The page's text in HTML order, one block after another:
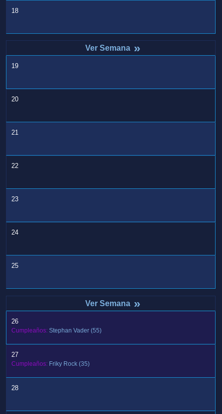
18
»
19
20
21
22
23
24
25
»
26
Cumpleaños: Stephan Vader (55)
27
Cumpleaños: Friky Rock (35)
28